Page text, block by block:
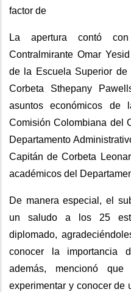
factor de
La apertura contó
Contralmirante Omar
de la Escuela Superior
Corbeta Sthepany
asuntos económicos de
Comisión Colombiana del
Departamento
Capitán de Corbeta
académicos del
De manera especial, el
un saludo a los 25
diplomado,
conocer la importancia
además, mencionó
experimentar y conocer de